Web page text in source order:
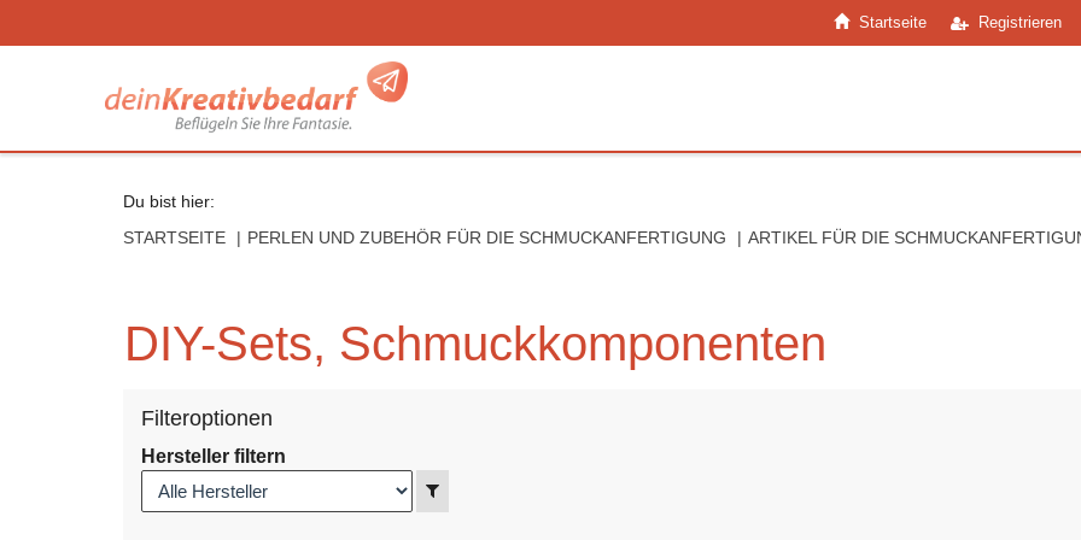
Startseite Registrieren
Du bist hier:
STARTSEITE
PERLEN UND ZUBEHÖR FÜR DIE SCHMUCKANFERTIGUNG ARTIKEL FÜR DIE
DIY-Sets, Schmuckkomponenten
Filteroptionen
Hersteller filtern
Anzeigen